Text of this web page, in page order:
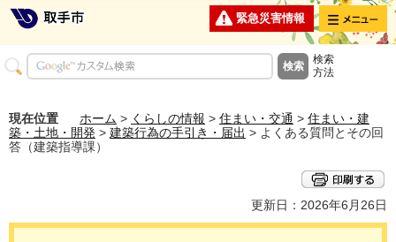
緊急災害情報 メニュー
検索
方法
現在位置 ホーム > くらしの情報 > 住まい・交通 > 住まい・建
築・土地・開発 > 建築行為の手引き・届出 > よくある質問とその回
答（建築指導課）
更新日：2026年6月26日